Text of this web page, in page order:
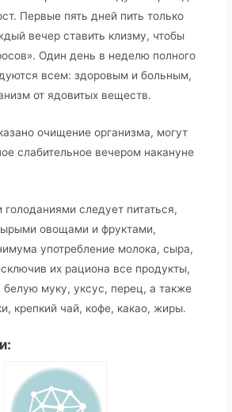
Первые пять дней пить только
вечер ставить клизму, чтобы
Один день в неделю полного
всем: здоровым и больным,
от ядовитых веществ.
очищение организма, могут
слабительное вечером накануне
следует питаться,
овощами и фруктами,
употребление молока, сыра,
их рациона все продукты,
муку, уксус, перец, а также
крепкий чай, кофе, какао, жиры.